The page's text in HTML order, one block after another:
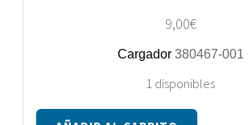
9,00€
Cargador 380467-001
1 disponibles
Cargador